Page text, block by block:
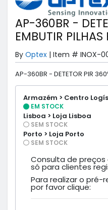
AP-360BR -
EMBUTIR
By Optex | Item # INOX-
AP-360BR - DETETOR PIR
Armazém > Centro
EM STOCK
Lisboa > Loja Lisboa
SEM STOCK
Porto > Loja Porto
SEM STOCK
Consulta de
só para clientes
Para realizar o pré-
por favor clique: